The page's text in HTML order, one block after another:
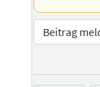
Beitrag